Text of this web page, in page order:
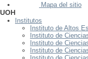
Mapa del sitio
UOH
Institutos
Instituto de Altos
Instituto de
Instituto de
Instituto de